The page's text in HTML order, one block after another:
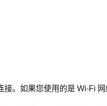
。如果您使用的是 Wi-Fi